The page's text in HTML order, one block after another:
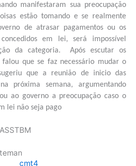
manifestaram sua preocupação
estão tomando e se realmente
de atrasar pagamentos ou os
em lei, será impossível
da categoria. Após escutar os
falou quese faz necessário mudar o
que a reunião de inicio das
próxima semana,argumentando
ao governo a preocupação caso o
lei não seja pago